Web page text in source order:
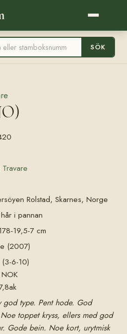
SÖK
Rolstad, Skarnes, Norge
i pannan
19,5-7 cm
(2007)
6-10)
god type. Pent hode. God
toppet kryss, ellers med god
Gode bein. Noe kort, urytmisk